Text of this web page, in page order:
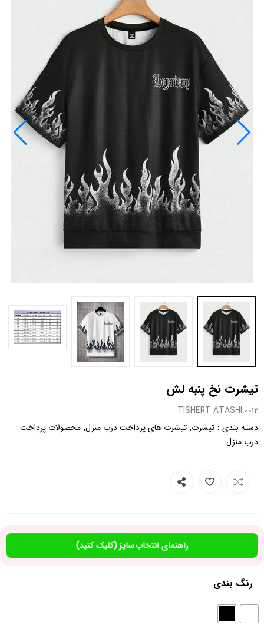
تیشرت نخ پنبه لش
0012.TISHERT ATASHI
دسته بندی : تیشرت, تیشرت های پرداخت درب منزل, محصولات پرداخت
درب منزل
راهنمای انتخاب سایز (کلیک کنید)
رنگ بندی